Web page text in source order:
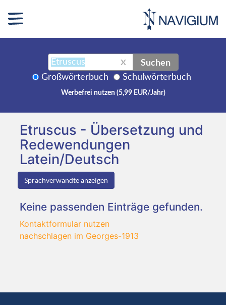
X Suchen
Großwörterbuch Schulwörterbuch
Werbefrei nutzen (5,99 EUR/Jahr)
Etruscus - Übersetzung und
Redewendungen
Latein/Deutsch
Sprachverwandte anzeigen
Keine passenden Einträge gefunden.
Kontaktformular nutzen
nachschlagen im Georges-1913